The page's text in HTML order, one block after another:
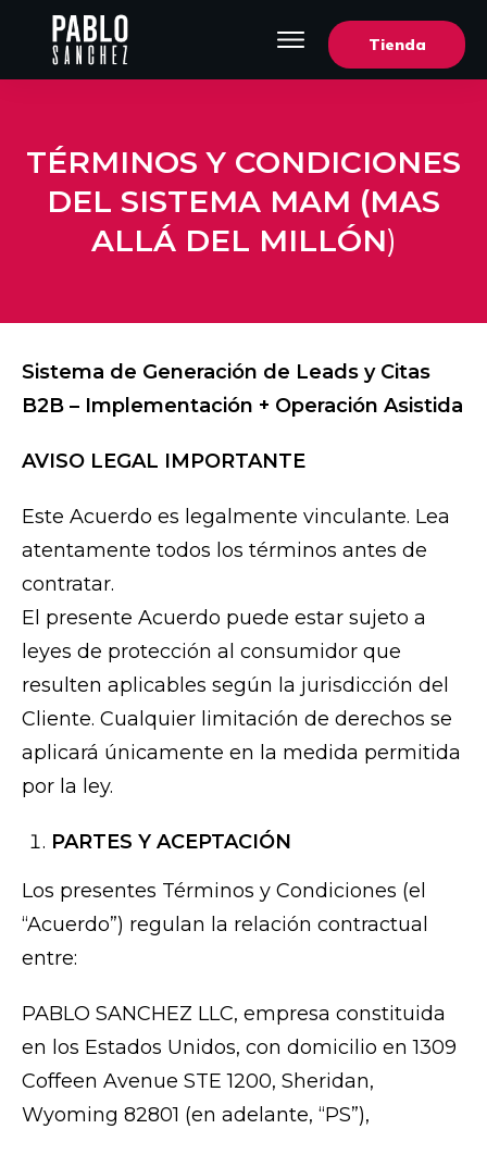
Tienda
TÉRMINOS Y CONDICIONES
DEL SISTEMA MAM (MAS
ALLÁ DEL MILLÓN)
Sistema de Generación de Leads y Citas
B2B – Implementación + Operación Asistida
AVISO LEGAL IMPORTANTE
Este Acuerdo es legalmente vinculante. Lea
atentamente todos los términos antes de
contratar.
El presente Acuerdo puede estar sujeto a
leyes de protección al consumidor que
resulten aplicables según la jurisdicción del
Cliente. Cualquier limitación de derechos se
aplicará únicamente en la medida permitida
por la ley.
PARTES Y ACEPTACIÓN
Los presentes Términos y Condiciones (el
“Acuerdo”) regulan la relación contractual
entre:
PABLO SANCHEZ LLC, empresa constituida
en los Estados Unidos, con domicilio en 1309
Coffeen Avenue STE 1200, Sheridan,
Wyoming 82801 (en adelante, “PS”),